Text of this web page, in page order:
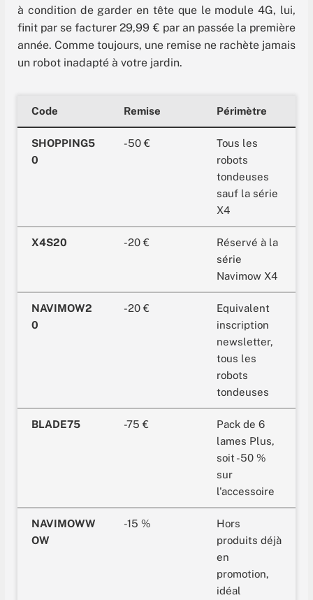
à condition de garder en tête que le module 4G, lui,
finit par se facturer 29,99 € par an passée la première
année. Comme toujours, une remise ne rachète jamais
un robot inadapté à votre jardin.
Code Remise Périmètre
SHOPPING5
0
-50 €
Tous les
robots
tondeuses
sauf la série
X4
X4S20 -20 €
Réservé à la
série
Navimow X4
NAVIMOW2
0
-20 €
Equivalent
inscription
newsletter,
tous les
robots
tondeuses
BLADE75 -75 €
Pack de 6
lames Plus,
soit -50 %
sur
l'accessoire
NAVIMOWW
OW
-15 %
Hors
produits déjà
en
promotion,
idéal